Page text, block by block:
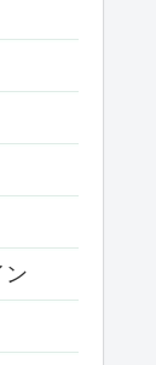
ン